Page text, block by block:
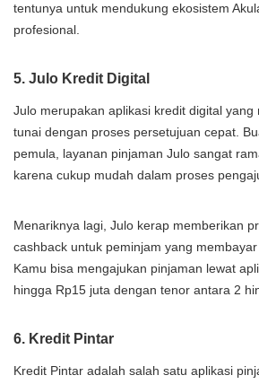
tentunya untuk mendukung ekosistem
profesional.
5. Julo Kredit Digital
Julo merupakan aplikasi kredit digital yang
tunai dengan proses persetujuan cepat.
pemula, layanan pinjaman Julo sangat
karena cukup mudah dalam proses
Menariknya lagi, Julo kerap memberikan
cashback untuk peminjam yang
Kamu bisa mengajukan pinjaman lewat
hingga Rp15 juta dengan tenor antara 2
6. Kredit Pintar
Kredit Pintar adalah salah satu aplikasi